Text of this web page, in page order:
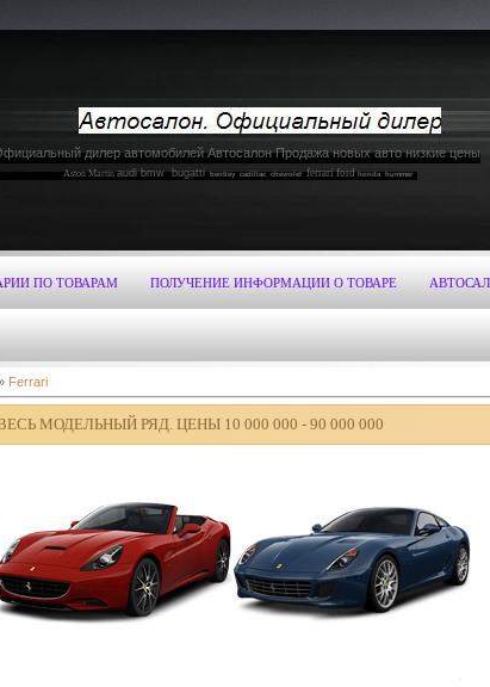
дилер автомобилей Автосалон Продажа новых авто низкие цены
Aston Martin audi bmw bugatti bentley cadillac chevrolet ferrari ford honda hummer
infiniti jaguar jeep koenigsegg
benz mitsubishi nissan
ПО ТОВАРАМ ПОЛУЧЕНИЕ ИНФОРМАЦИИ О ТОВАРЕ
Ferrari
МОДЕЛЬНЫЙ РЯД. ЦЕНЫ 10 000 000 - 90 000 000